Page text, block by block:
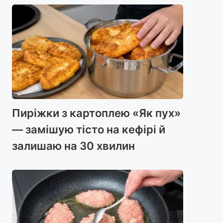
Пиріжки з картоплею «Як пух»
— замішую тісто на кефірі й
залишаю на 30 хвилин